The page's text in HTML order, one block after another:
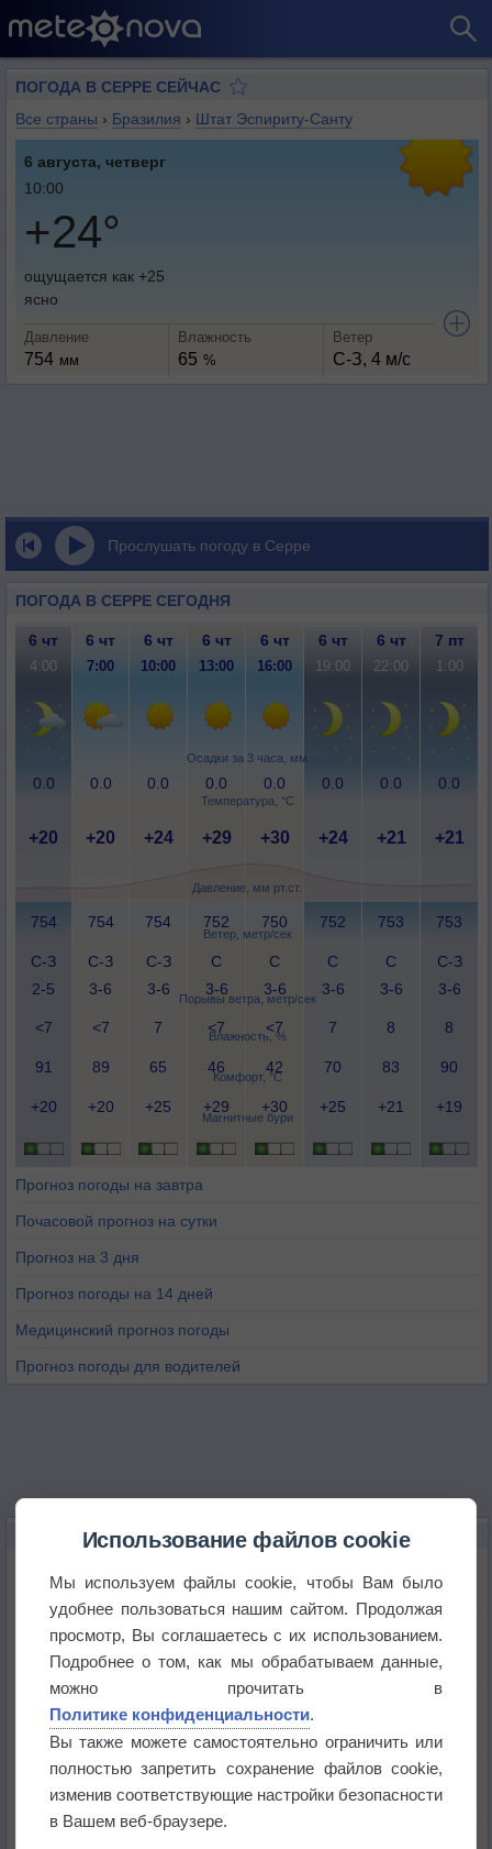
ПОГОДА В СЕРРЕ СЕЙЧАС
Все страны › Бразилия › Штат Эспириту-Санту
6 августа, четверг
10:00
+24°
ощущается как +25
ясно
Давление
754 мм
Влажность
65 %
Ветер
С-З, 4 м/с
Прослушать погоду в Серре
ПОГОДА В СЕРРЕ СЕГОДНЯ
Осадки за 3 часа, мм
Температура, °C
Давление, мм рт.ст.
Ветер, метр/сек
Порывы ветра, метр/сек
Влажность, %
Комфорт, °C
Магнитные бури
6 чт 6 чт 6 чт 6 чт 6 чт 6 чт 6 чт 7 пт
4:00 7:00 10:00 13:00 16:00 19:00 22:00 1:00
0.0 0.0 0.0 0.0 0.0 0.0 0.0 0.0
+20 +20 +24 +29 +30 +24 +21 +21
754 754 754 752 750 752 753 753
С-З
2-5
С-З
3-6
С-З
3-6
С
3-6
С
3-6
С
3-6
С
3-6
С-З
3-6
<7 <7 7 <7 <7 7 8 8
91 89 65 46 42 70 83 90
+20 +20 +25 +29 +30 +25 +21 +19
Прогноз погоды на завтра
Почасовой прогноз на сутки
Прогноз на 3 дня
Прогноз погоды на 14 дней
Медицинский прогноз погоды
Прогноз погоды для водителей
НОВОЕ О ПОГОДЕ
Приложение построит маршрут через тень
Атмосфера начала замерзать
В Приморье обнаружены морские волны тепла
Изменение климата повлияло на ареал обитания
Использование файлов cookie
Мы используем файлы cookie, чтобы Вам было
удобнее пользоваться нашим сайтом. Продолжая
просмотр, Вы соглашаетесь с их использованием.
Подробнее о том, как мы обрабатываем данные,
можно прочитать в
Политике конфиденциальности.
Вы также можете самостоятельно ограничить или
полностью запретить сохранение файлов cookie,
изменив соответствующие настройки безопасности
в Вашем веб-браузере.